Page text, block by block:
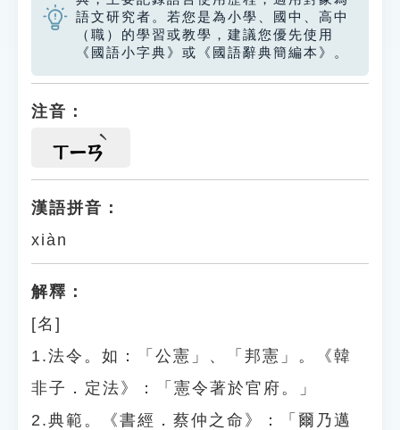
語文研究者。若您是為小學、國中、高中
（職）的學習或教學，建議您優先使用
《國語小字典》或《國語辭典簡編本》。
注音：
ㄒㄧㄢ
漢語拼音：
xiàn
解釋：
[名]
1.法令。如：「公憲」、「邦憲」。《韓
非子．定法》：「憲令著於官府。」
2.典範。《書經．蔡仲之命》：「爾乃邁